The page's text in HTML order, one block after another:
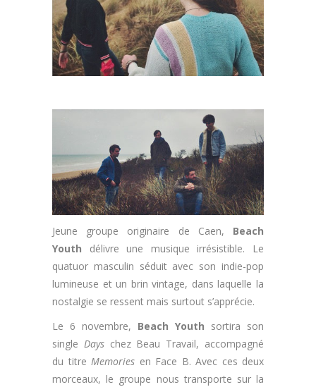
Jeune groupe originaire de Caen, Beach
Youth délivre une musique irrésistible. Le
quatuor masculin séduit avec son indie-pop
lumineuse et un brin vintage, dans laquelle la
nostalgie se ressent mais surtout s’apprécie.
Le 6 novembre, Beach Youth sortira son
single Dayschez Beau Travail, accompagné
du titre Memories en Face B. Avec ces deux
morceaux, le groupe nous transporte sur la